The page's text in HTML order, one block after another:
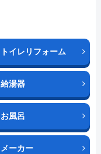
トイレリフォーム
給湯器
お風呂
メーカー